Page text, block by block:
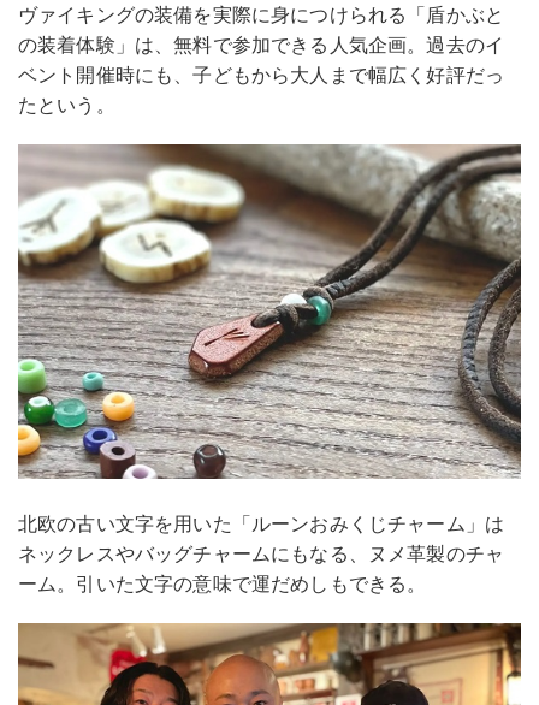
ヴァイキングの装備を実際に身につけられる「盾かぶと
の装着体験」は、無料で参加できる人気企画。過去のイ
ベント開催時にも、子どもから大人まで幅広く好評だっ
たという。
北欧の古い文字を用いた「ルーンおみくじチャーム」は
ネックレスやバッグチャームにもなる、ヌメ革製のチャ
ーム。引いた文字の意味で運だめしもできる。